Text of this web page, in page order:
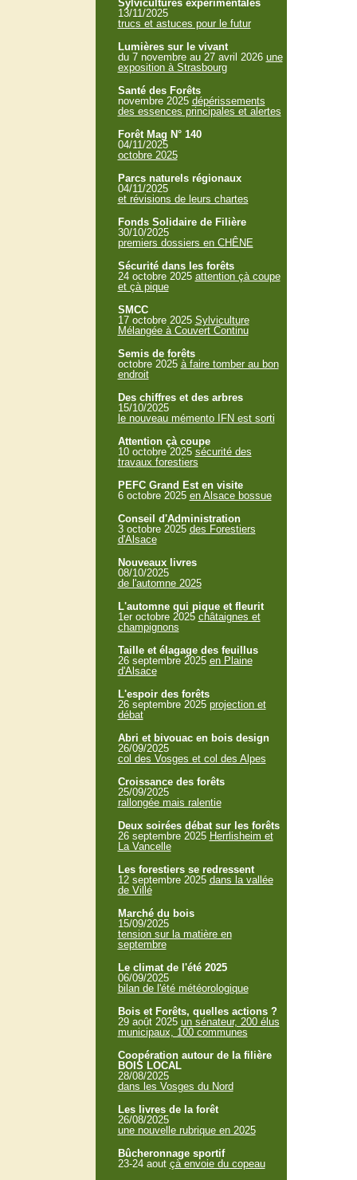
Sylvicultures expérimentales
13/11/2025
trucs et astuces pour le futur
Lumières sur le vivant
du 7 novembre au 27 avril 2026 une
exposition à Strasbourg
Santé des Forêts
novembre 2025 dépérissements
des essences principales et alertes
Forêt Mag N° 140
04/11/2025
octobre 2025
Parcs naturels régionaux
04/11/2025
et révisions de leurs chartes
Fonds Solidaire de Filière
30/10/2025
premiers dossiers en CHÊNE
Sécurité dans les forêts
24 octobre 2025 attention çà coupe
et çà pique
SMCC
17 octobre 2025 Sylviculture
Mélangée à Couvert Continu
Semis de forêts
octobre 2025 à faire tomber au bon
endroit
Des chiffres et des arbres
15/10/2025
le nouveau mémento IFN est sorti
Attention çà coupe
10 octobre 2025 sécurité des
travaux forestiers
PEFC Grand Est en visite
6 octobre 2025 en Alsace bossue
Conseil d'Administration
3 octobre 2025 des Forestiers
d'Alsace
Nouveaux livres
08/10/2025
de l'automne 2025
L'automne qui pique et fleurit
1er octobre 2025 châtaignes et
champignons
Taille et élagage des feuillus
26 septembre 2025 en Plaine
d'Alsace
L'espoir des forêts
26 septembre 2025 projection et
débat
Abri et bivouac en bois design
26/09/2025
col des Vosges et col des Alpes
Croissance des forêts
25/09/2025
rallongée mais ralentie
Deux soirées débat sur les forêts
26 septembre 2025 Herrlisheim et
La Vancelle
Les forestiers se redressent
12 septembre 2025 dans la vallée
de Villé
Marché du bois
15/09/2025
tension sur la matière en
septembre
Le climat de l'été 2025
06/09/2025
bilan de l'été météorologique
Bois et Forêts, quelles actions ?
29 août 2025 un sénateur, 200 élus
municipaux, 100 communes
Coopération autour de la filière
BOIS LOCAL
28/08/2025
dans les Vosges du Nord
Les livres de la forêt
26/08/2025
une nouvelle rubrique en 2025
Bûcheronnage sportif
23-24 aout çà envoie du copeau